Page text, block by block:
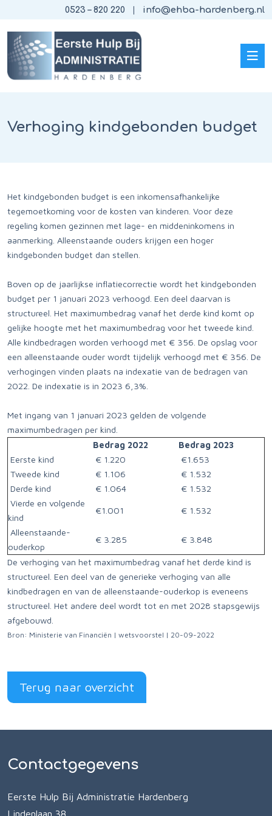
0523 – 820 220 info@ehba-hardenberg.nl
Verhoging kindgebonden budget
Het kindgebonden budget is een inkomensafhankelijke
tegemoetkoming voor de kosten van kinderen. Voor deze
regeling komen gezinnen met lage- en middeninkomens in
aanmerking. Alleenstaande ouders krijgen een hoger
kindgebonden budget dan stellen.
Boven op de jaarlijkse inflatiecorrectie wordt het kindgebonden
budget per 1 januari 2023 verhoogd. Een deel daarvan is
structureel. Het maximumbedrag vanaf het derde kind komt op
gelijke hoogte met het maximumbedrag voor het tweede kind.
Alle kindbedragen worden verhoogd met € 356. De opslag voor
een alleenstaande ouder wordt tijdelijk verhoogd met € 356. De
verhogingen vinden plaats na indexatie van de bedragen van
2022. De indexatie is in 2023 6,3%.
Met ingang van 1 januari 2023 gelden de volgende
maximumbedragen per kind.
Bedrag 2022
Bedrag 2023
Eerste kind
€ 1.220
€1.653
Tweede kind
€ 1.106
€ 1.532
Derde kind
€ 1.064
€ 1.532
Vierde en volgende
kind
€1.001 € 1.532
Alleenstaande-
ouderkop
€ 3.285 € 3.848
De verhoging van het maximumbedrag vanaf het derde kind is
structureel. Een deel van de generieke verhoging van alle
kindbedragen en van de alleenstaande-ouderkop is eveneens
structureel. Het andere deel wordt tot en met 2028 stapsgewijs
afgebouwd.
Bron: Ministerie van Financiën | wetsvoorstel | 20-09-2022
Terug naar overzicht
Contactgegevens
Eerste Hulp Bij Administratie Hardenberg
Lindenlaan 38